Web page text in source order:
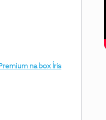
na box Íris